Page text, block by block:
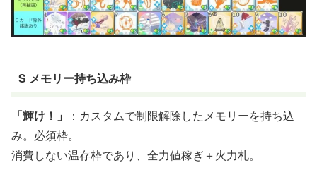
S メモリー持ち込み枠
「輝け！」
：カスタムで制限解除したメモリーを持ち込
み。必須枠。
消費しない温存枠であり、全力値稼ぎ＋火力札。